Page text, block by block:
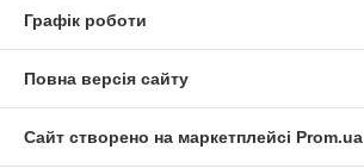
Графік роботи
Повна версія сайту
Сайт створено на маркетплейсі Prom.ua